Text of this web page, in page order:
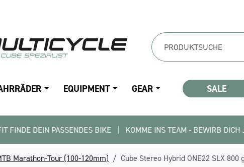
EQUIPMENT GEAR SALE
BIKE   |   KOMME INS TEAM - BEWIRB DICH JETZT
Marathon-Tour (100-120mm) Cube Stereo Hybrid ONE22 SLX 800